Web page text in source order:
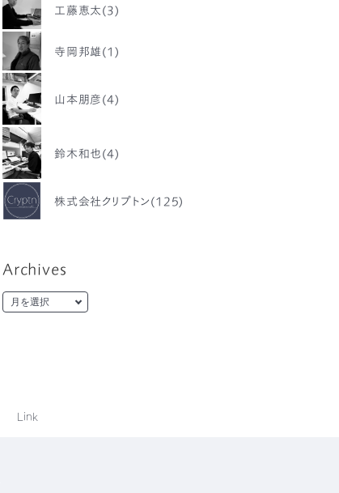
工藤恵太(3)
寺岡邦雄(1)
山本朋彦(4)
鈴木和也(4)
株式会社クリプトン(125)
Archives
Link